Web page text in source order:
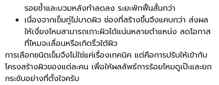
รอยช้ำและบวมหลังทำลดลง ระยะพักฟื้นสั้นกว่า
เนื่องจากเข็มทู่ไม่บาดผิว ช่องที่สร้างขึ้นจึงแคบกว่า ส่งผล
ให้เงี่ยงไหมสามารถเกาะผิวได้แน่นหลายตำแหน่ง ลดโอกาส
ที่ไหมจะเลื่อนหรือเกิดริ้วใต้ผิว
การเลือกชนิดเข็มจึงไม่ใช่แค่เรื่องเทคนิค แต่คือการปรับให้เข้ากับ
โครงสร้างผิวของแต่ละคน เพื่อให้ผลลัพธ์การร้อยไหมดูเป๊ะและยก
กระชับอย่างที่ตั้งใจครับ